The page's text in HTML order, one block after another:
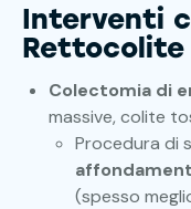
Interventi
Rettocolite
Colectomia di
massive, colite
Procedura di
(spesso